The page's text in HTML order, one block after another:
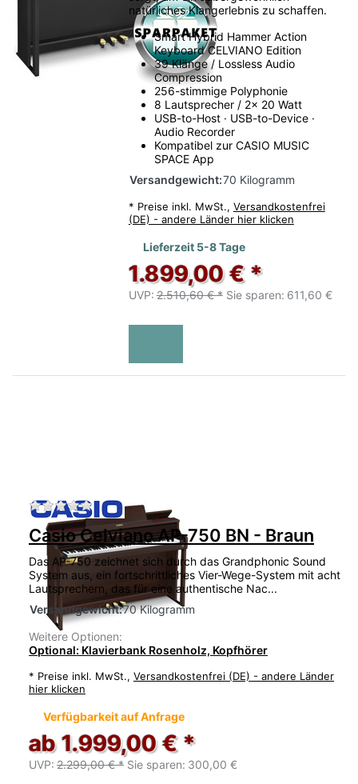
natürliches Klangerlebnis zu schaffen.
Smart Hybrid Hammer Action
Keyboard CELVIANO Edition
39 Klänge / Lossless Audio
Compression
256-stimmige Polyphonie
8 Lautsprecher / 2x 20 Watt
USB-to-Host · USB-to-Device ·
Audio Recorder
Kompatibel zur CASIO MUSIC
SPACE App
Versandgewicht:70 Kilogramm
* Preise inkl. MwSt., Versandkostenfrei
(DE) - andere Länder hier klicken
Lieferzeit 5-8 Tage
1.899,00 € *
UVP: 2.510,60 € * Sie sparen: 611,60 €
Zu diesem Produkt liegen noch keine
Casio Celviano AP-750 BN - Braun
Das AP-750 zeichnet sich durch das Grandphonic Sound
System aus, ein fortschrittliches Vier-Wege-System mit acht
Lautsprechern, das für eine authentische Nac...
Versandgewicht:70 Kilogramm
Weitere Optionen:
Optional: Klavierbank Rosenholz, Kopfhörer
* Preise inkl. MwSt., Versandkostenfrei (DE) - andere Länder
hier klicken
Verfügbarkeit auf Anfrage
ab 1.999,00 € *
UVP: 2.299,00 € * Sie sparen: 300,00 €